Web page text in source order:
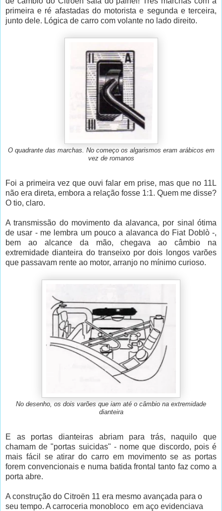
primeira e ré afastadas do motorista e segunda e terceira,
junto dele. Lógica de carro com volante no lado direito.
O quadrante das marchas. No começo os algarismos eram arábicos em
vez de romanos
Foi a primeira vez que ouvi falar em prise, mas que no 11L
não era direta, embora a relação fosse 1:1. Quem me disse?
O tio, claro.
A transmissão do movimento da alavanca, por sinal ótima
de usar - me lembra um pouco a alavanca do Fiat Doblò -,
bem ao alcance da mão, chegava ao câmbio na
extremidade dianteira do transeixo por dois longos varões
que passavam rente ao motor, arranjo no mínimo curioso.
No desenho, os dois varões que iam até o câmbio na extremidade
dianteira
E as portas dianteiras abriam para trás, naquilo que
chamam de "portas suicidas" - nome que discordo, pois é
mais fácil se atirar do carro em movimento se as portas
forem convencionais e numa batida frontal tanto faz como a
porta abre.
A construção do Citroën 11 era mesmo avançada para o
seu tempo. A carroceria monobloco em aço evidenciava